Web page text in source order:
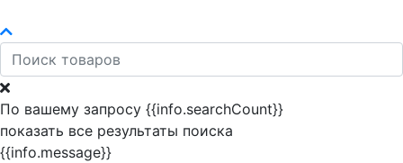
По вашему запросу {{info.searchCount}}
показать все результаты поиска
{{info.message}}